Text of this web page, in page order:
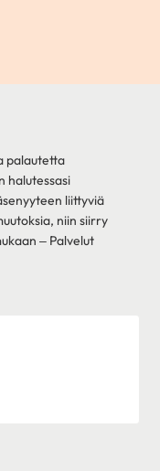
palautetta
halutessasi
liittyviä
niin siirry
– Palvelut